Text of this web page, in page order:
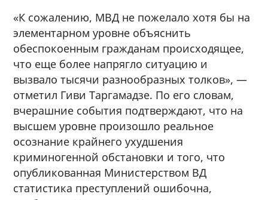
«К сожалению, МВД не пожелало хотя бы на
элементарном уровне объяснить
обеспокоенным гражданам происходящее,
что еще более напрягло ситуацию и
вызвало тысячи разнообразных толков», —
отметил Гиви Таргамадзе. По его словам,
вчерашние события подтверждают, что на
высшем уровне произошло реальное
осознание крайнего ухудшения
криминогенной обстановки и того, что
опубликованная Министерством ВД
статистика преступлений ошибочна,